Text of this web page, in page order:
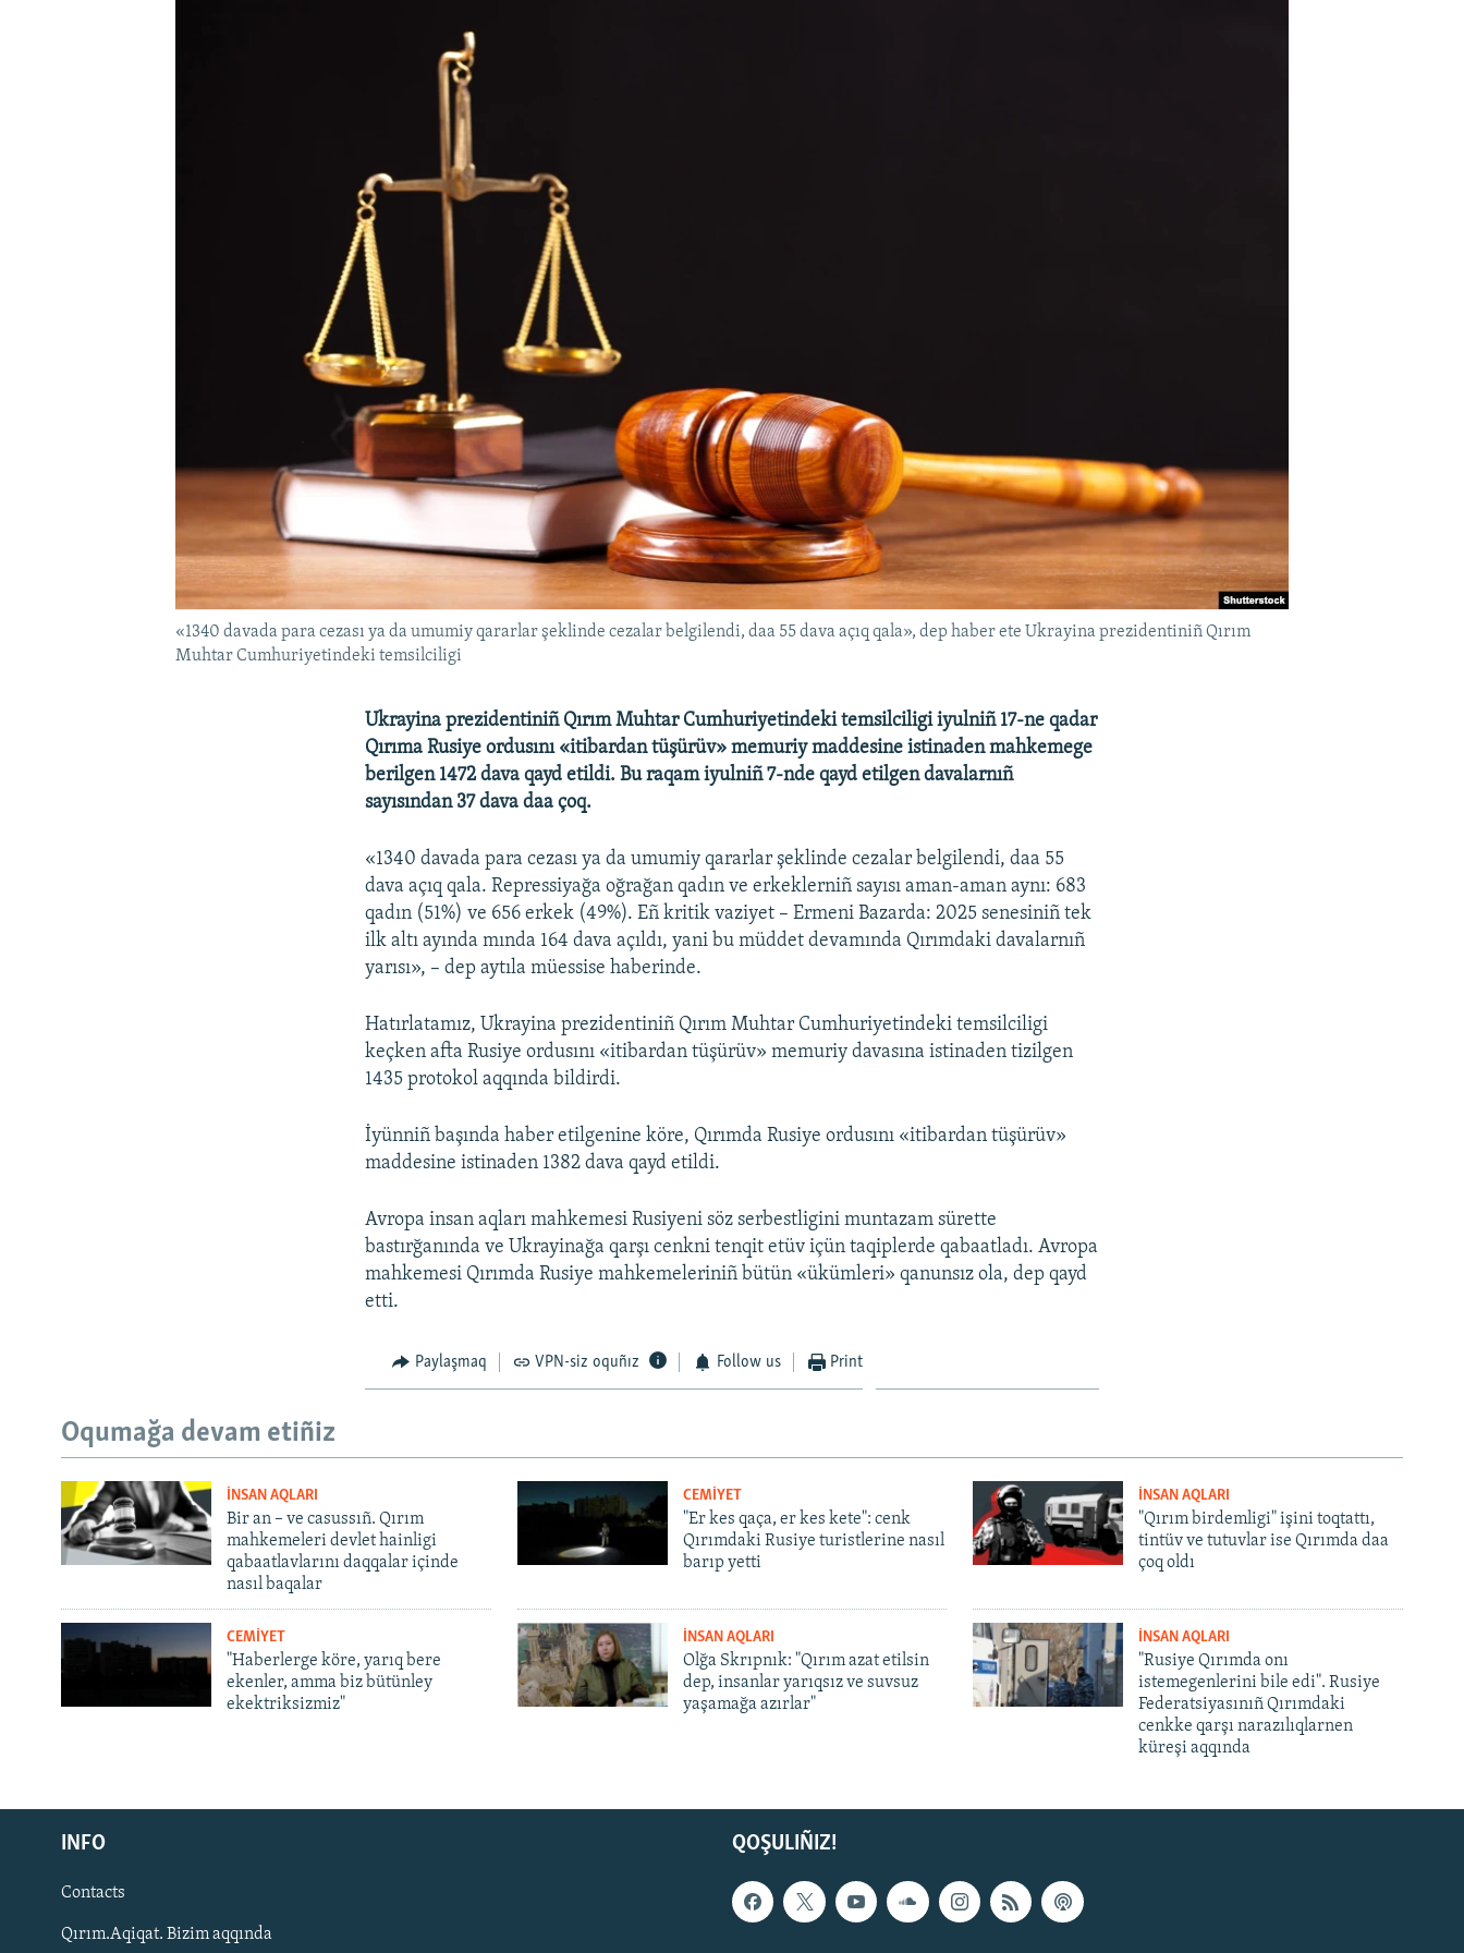
Русский
Українською
QOŞULIÑIZ!
«1340 davada para cezası ya da umumiy qararlar şeklinde cezalar belgilendi, daa 55 dava açıq qala», dep haber ete Ukrayina prezidentiniñ Qırım
Muhtar Cumhuriyetindeki temsilciligi
Ukrayina prezidentiniñ Qırım Muhtar Cumhuriyetindeki temsilciligi iyulniñ 17-ne qadar
Qırıma Rusiye ordusını «itibardan tüşürüv» memuriy maddesine istinaden mahkemege
berilgen 1472 dava qayd etildi. Bu raqam iyulniñ 7-nde qayd etilgen davalarnıñ
sayısından 37 dava daa çoq.
«1340 davada para cezası ya da umumiy qararlar şeklinde cezalar belgilendi, daa 55
dava açıq qala. Repressiyağa oğrağan qadın ve erkeklerniñ sayısı aman-aman aynı: 683
qadın (51%) ve 656 erkek (49%). Eñ kritik vaziyet – Ermeni Bazarda: 2025 senesiniñ tek
ilk altı ayında mında 164 dava açıldı, yani bu müddet devamında Qırımdaki davalarnıñ
yarısı», – dep aytıla müessise haberinde.
Hatırlatamız, Ukrayina prezidentiniñ Qırım Muhtar Cumhuriyetindeki temsilciligi
keçken afta Rusiye ordusını «itibardan tüşürüv» memuriy davasına istinaden tizilgen
1435 protokol aqqında bildirdi.
İyünniñ başında haber etilgenine köre, Qırımda Rusiye ordusını «itibardan tüşürüv»
maddesine istinaden 1382 dava qayd etildi.
Avropa insan aqları mahkemesi Rusiyeni söz serbestligini muntazam sürette
bastırğanında ve Ukrayinağa qarşı cenkni tenqit etüv içün taqiplerde qabaatladı. Avropa
mahkemesi Qırımda Rusiye mahkemeleriniñ bütün «ükümleri» qanunsız ola, dep qayd
etti.
Paylaşmaq VPN-siz oquñız Follow us Print
Oqumağa devam etiñiz
İNSAN AQLARI
Bir an – ve casussıñ. Qırım
mahkemeleri devlet hainligi
qabaatlavlarını daqqalar içinde
nasıl baqalar
CEMİYET
"Er kes qaça, er kes kete": cenk
Qırımdaki Rusiye turistlerine nasıl
barıp yetti
İNSAN AQLARI
"Qırım birdemligi" işini toqtattı,
tintüv ve tutuvlar ise Qırımda daa
çoq oldı
CEMİYET
"Haberlerge köre, yarıq bere
ekenler, amma biz bütünley
ekektriksizmiz"
İNSAN AQLARI
Olğa Skrıpnık: "Qırım azat etilsin
dep, insanlar yarıqsız ve suvsuz
yaşamağa azırlar"
İNSAN AQLARI
"Rusiye Qırımda onı
istemegenlerini bile edi". Rusiye
Federatsiyasınıñ Qırımdaki
cenkke qarşı narazılıqlarnen
küreşi aqqında
QOŞULIÑIZ!
INFO
Contacts
Qırım.Aqiqat. Bizim aqqında